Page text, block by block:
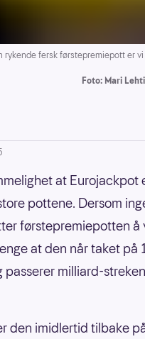
rykende fersk førstepremiepott er
Foto: Mari
at Eurojackpot
pottene. Dersom
førstepremiepotten å
at den når taket på
passerer milliard-
den imidlertid tilbake